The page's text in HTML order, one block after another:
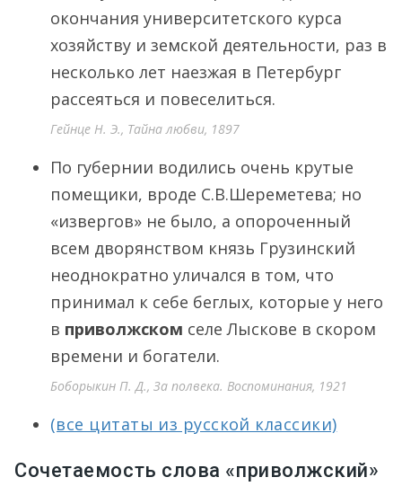
окончания университетского курса
хозяйству и земской деятельности, раз в
несколько лет наезжая в Петербург
рассеяться и повеселиться.
Гейнце Н. Э., Тайна любви, 1897
По губернии водились очень крутые
помещики, вроде С.В.Шереметева; но
«извергов» не было, а опороченный
всем дворянством князь Грузинский
неоднократно уличался в том, что
принимал к себе беглых, которые у него
в приволжском селе Лыскове в скором
времени и богатели.
Боборыкин П. Д., За полвека. Воспоминания, 1921
(все цитаты из русской классики)
Сочетаемость слова «приволжский»